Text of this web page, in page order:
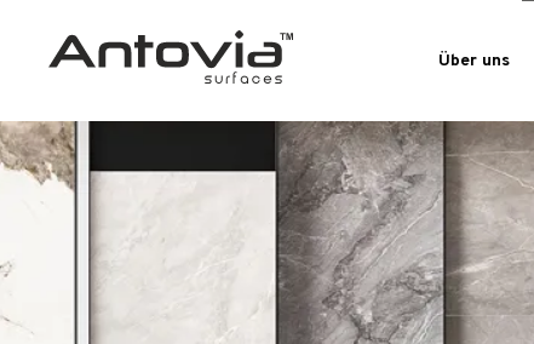
Über uns